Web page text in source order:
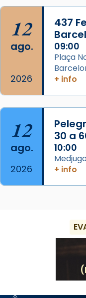
Mataró en
Foto
View on Facebook ·
12
ago.
2026
437
09:00
Plaça
+ info
12
ago.
2026
30 a
10:00
+ info